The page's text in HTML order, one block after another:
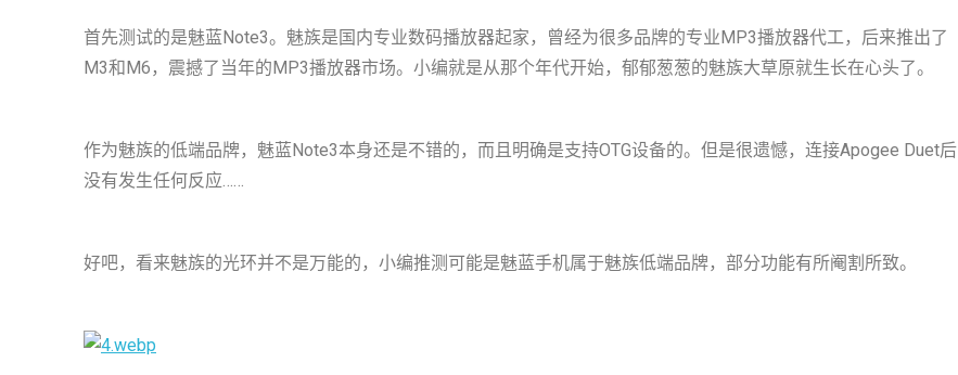
首先测试的是魅蓝Note3。魅族是国内专业数码播放器起家，曾经为很多品牌的专业MP3播放器代工，后来推出了
M3和M6，震撼了当年的MP3播放器市场。小编就是从那个年代开始，郁郁葱葱的魅族大草原就生长在心头了。
作为魅族的低端品牌，魅蓝Note3本身还是不错的，而且明确是支持OTG设备的。但是很遗憾，连接Apogee Duet后
没有发生任何反应……
好吧，看来魅族的光环并不是万能的，小编推测可能是魅蓝手机属于魅族低端品牌，部分功能有所阉割所致。